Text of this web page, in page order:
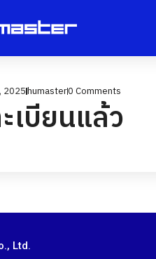
2025humaster0Comments
เบียนแล้ว
Ltd.